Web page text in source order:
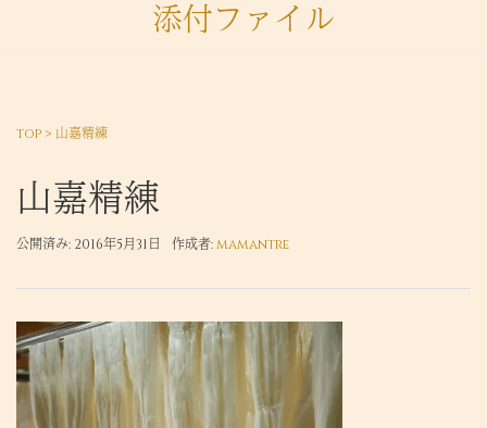
添付ファイル
top > 山嘉精練
山嘉精練
公開済み: 2016年5月31日 作成者:mamantre